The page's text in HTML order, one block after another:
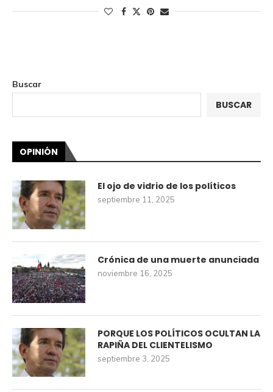
Buscar
BUSCAR
OPINIÓN
El ojo de vidrio de los políticos
septiembre 11, 2025
Crónica de una muerte anunciada
noviembre 16, 2025
PORQUE LOS POLÍTICOS OCULTAN LA
RAPIÑA DEL CLIENTELISMO
septiembre 3, 2025